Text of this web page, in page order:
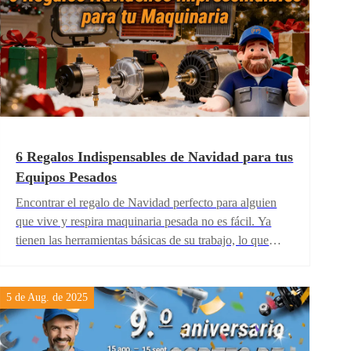
6 Regalos Indispensables de Navidad para tus
Equipos Pesados
Encontrar el regalo de Navidad perfecto para alguien
que vive y respira maquinaria pesada no es fácil. Ya
tienen las herramientas básicas de su trabajo, lo que
eficientes. Este año, FridayParts hace que tu compra
navideña sea sencilla con los 6 regalos especiales que te
presentamos a continuación.
5 de Aug. de 2025